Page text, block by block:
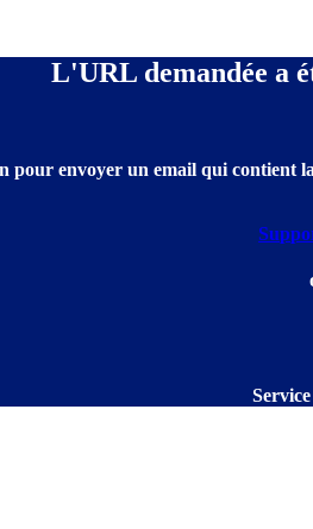
L'URL demandée a
pour envoyer un email qui contient